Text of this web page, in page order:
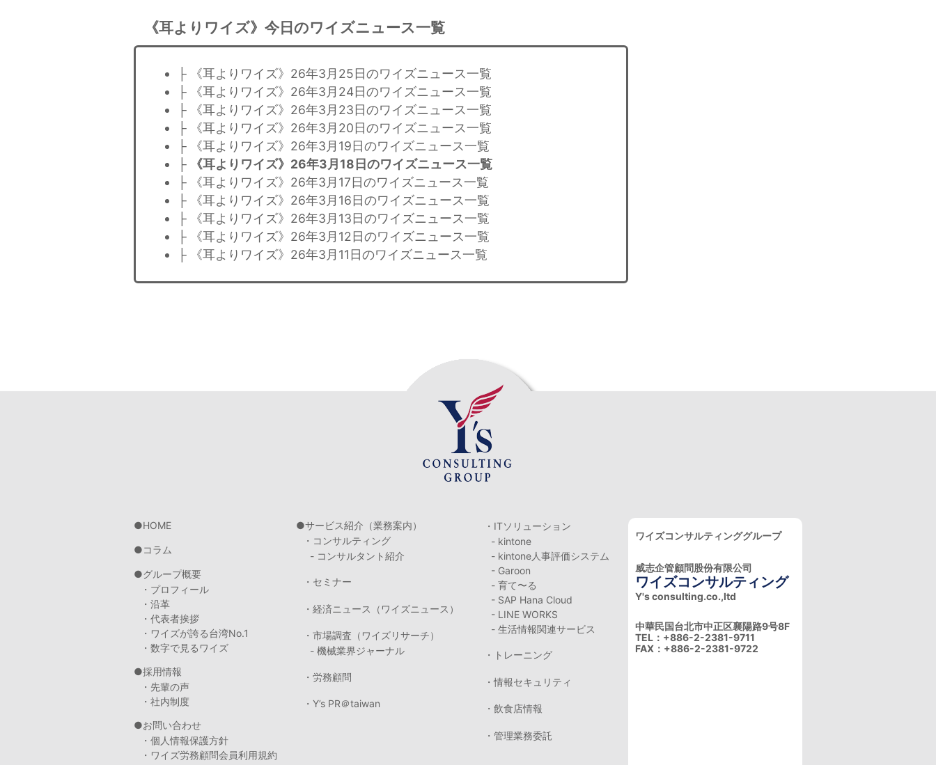
《耳よりワイズ》今日のワイズニュース一覧
├ 《耳よりワイズ》26年3月25日のワイズニュース一覧
├ 《耳よりワイズ》26年3月24日のワイズニュース一覧
├ 《耳よりワイズ》26年3月23日のワイズニュース一覧
├ 《耳よりワイズ》26年3月20日のワイズニュース一覧
├ 《耳よりワイズ》26年3月19日のワイズニュース一覧
├
《耳よりワイズ》26年3月18日のワイズニュース一覧
├ 《耳よりワイズ》26年3月17日のワイズニュース一覧
├ 《耳よりワイズ》26年3月16日のワイズニュース一覧
├ 《耳よりワイズ》26年3月13日のワイズニュース一覧
├ 《耳よりワイズ》26年3月12日のワイズニュース一覧
├ 《耳よりワイズ》26年3月11日のワイズニュース一覧
HOME
コラム
グループ概要
・プロフィール
・沿革
・代表者挨拶
・ワイズが誇る台湾No.1
・数字で見るワイズ
採用情報
・先輩の声
・社内制度
お問い合わせ
・個人情報保護方針
・ワイズ労務顧問会員利用規約
サービス紹介（業務案内）
・コンサルティング
- コンサルタント紹介
・セミナー
・経済ニュース（ワイズニュース）
・市場調査（ワイズリサーチ）
- 機械業界ジャーナル
・労務顧問
・Y’s PR＠taiwan
・ITソリューション
- kintone
- kintone人事評価システム
- Garoon
- 育て〜る
- SAP Hana Cloud
- LINE WORKS
- 生活情報関連サービス
・トレーニング
・情報セキュリティ
・飲食店情報
・管理業務委託
ワイズコンサルティンググループ
威志企管顧問股份有限公司
ワイズコンサルティング
Y's consulting.co.,ltd
中華民国台北市中正区襄陽路9号8F
TEL：+886-2-2381-9711
FAX：+886-2-2381-9722